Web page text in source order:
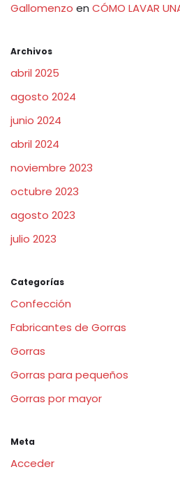
Gallomenzo en CÓMO LAVAR
Archivos
abril 2025
agosto 2024
junio 2024
abril 2024
noviembre 2023
octubre 2023
agosto 2023
julio 2023
Categorías
Confección
Fabricantes de Gorras
Gorras
Gorras para pequeños
Gorras por mayor
Meta
Acceder